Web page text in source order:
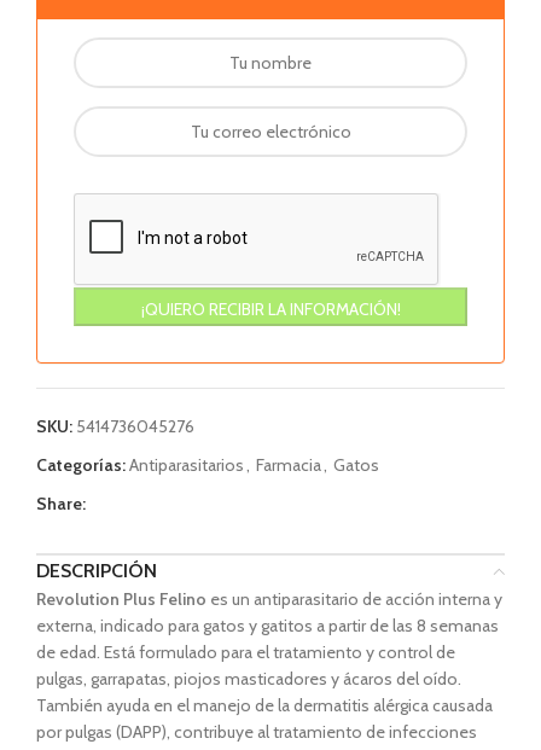
SKU: 5414736045276
Categorías:Antiparasitarios, Farmacia, Gatos
Share:
DESCRIPCIÓN
Revolution Plus Felino es un antiparasitario de acción interna y
externa, indicado para gatos y gatitos a partir de las 8 semanas
de edad. Está formulado para el tratamiento y control de
pulgas, garrapatas, piojos masticadores y ácaros del oído.
También ayuda en el manejo de la dermatitis alérgica causada
por pulgas (DAPP), contribuye al tratamiento de infecciones